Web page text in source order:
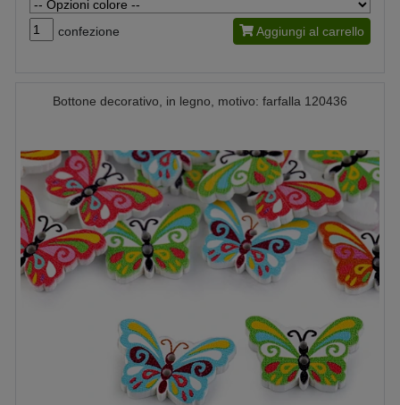
confezione Aggiungi al carrello
Bottone decorativo, in legno, motivo: farfalla 120436